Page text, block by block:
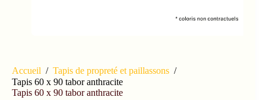
Accueil / Tapis de propreté et paillassons /
Tapis 60 x 90 tabor anthracite
Tapis 60 x 90 tabor anthracite